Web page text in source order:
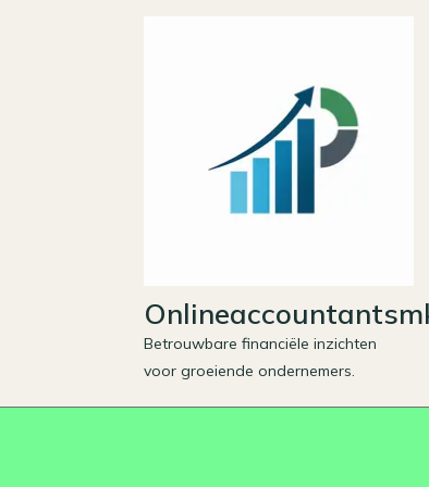
Betrouwbare financiële inzichten
voor groeiende ondernemers.